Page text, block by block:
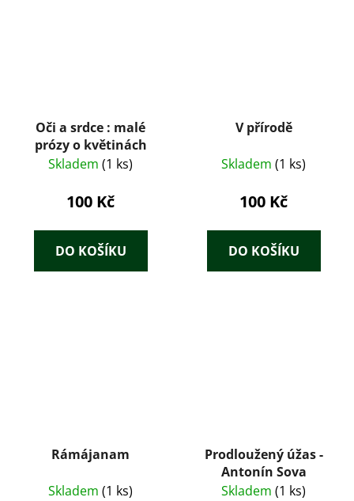
Oči a srdce : malé
prózy o květinách
Skladem (1 ks)
100 Kč
DO KOŠÍKU
V přírodě
Skladem (1 ks)
100 Kč
DO KOŠÍKU
Rámájanam
Skladem (1 ks)
Prodloužený úžas -
Antonín Sova
Skladem (1 ks)